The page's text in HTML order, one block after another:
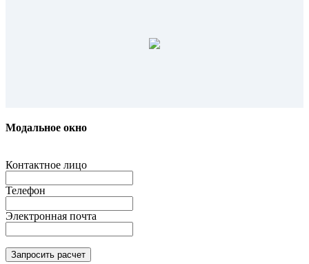
Модальное окно
Контактное лицо
Телефон
Электронная почта